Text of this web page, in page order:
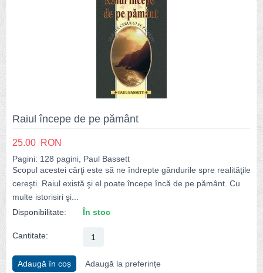
Raiul începe de pe pământ
25.00 RON
Pagini: 128 pagini, Paul Bassett
Scopul acestei cărţi este să ne îndrepte gândurile spre realităţile
cereşti. Raiul există şi el poate începe încă de pe pământ. Cu
multe istorisiri şi...
Disponibilitate:
În stoc
Cantitate:
Adaugă în coș Adaugă la preferințe